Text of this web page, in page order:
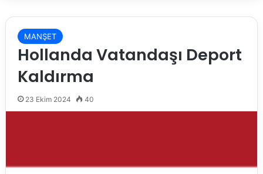
MANŞET
Hollanda Vatandaşı Deport
Kaldırma
23 Ekim 2024 40